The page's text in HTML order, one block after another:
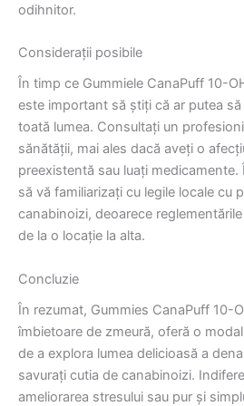
odihnitor.
Considerații posibile
În timp ce Gummiele CanaPuff 10-
este important să știți că ar putea
toată lumea. Consultați un
sănătății, mai ales dacă aveți o
preexistentă sau luați
să vă familiarizați cu legile locale cu
canabinoizi, deoarece
de la o locație la alta.
Concluzie
În rezumat, Gummies CanaPuff 10-
îmbietoare de zmeură, oferă o
de a explora lumea delicioasă a
savurați cutia de canabinoizi.
ameliorarea stresului sau pur și